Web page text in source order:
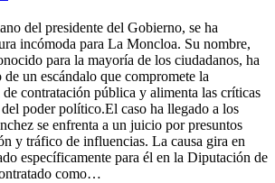
del presidente del Gobierno, se ha
incómoda para La Moncloa. Su nombre,
para la mayoría de los ciudadanos, ha
un escándalo que compromete la
contratación pública y alimenta las críticas
poder político.El caso ha llegado a los
se enfrenta a un juicio por presuntos
y tráfico de influencias. La causa gira en
específicamente para él en la Diputación de
como…